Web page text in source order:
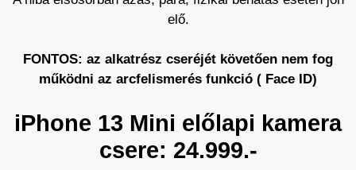
elő.
FONTOS: az alkatrész cseréjét követően nem fog
működni az arcfelismerés funkció ( Face ID)
iPhone 13 Mini előlapi kamera
csere: 24.999.-